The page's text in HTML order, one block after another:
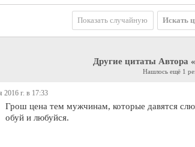
Показать случайную Искать
Другие цитаты Автора «
Нашлось ещё 1
2016 г. в 17:33
Грош цена тем мужчинам, которые давятся
обуй и любуйся.